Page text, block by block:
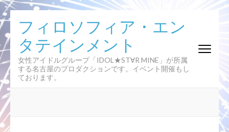
コ
テ
ン
ツ
へ
ス
キ
ッ
プ
フィロソフィア・エン
タテインメント
女性アイドルグループ「IDOL★ST∀R MINE」が所属
する名古屋のプロダクションです。イベント開催もし
ております。